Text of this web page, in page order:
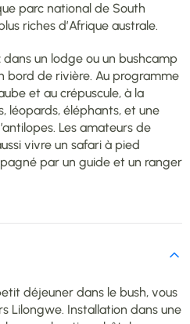
parc national de South
riches d’Afrique australe.
dans un lodge ou un bushcamp
bord de rivière. Au programme
et au crépuscule, à la
léopards, éléphants, et une
Les amateurs de
vivre un safari à pied
par un guide et un ranger
déjeuner dans le bush, vous
Lilongwe. Installation dans une